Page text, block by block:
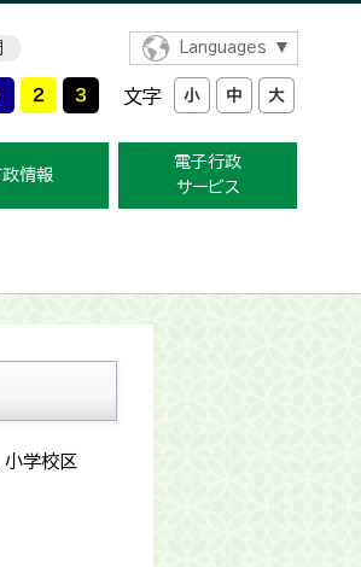
Languages
文字
政情報
電子行政
サービス
小学校区